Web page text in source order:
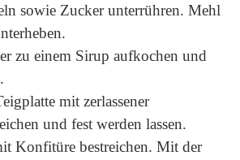
sowie Zucker unterrühren. Mehl
zu einem Sirup aufkochen und
mit zerlassener
und fest werden lassen.
Konfitüre bestreichen. Mit der